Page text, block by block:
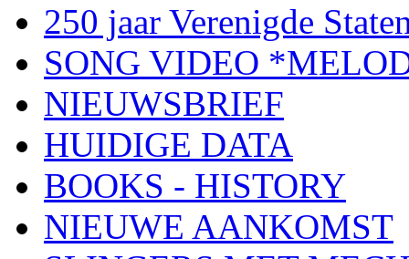
250 jaar Verenigde
SONG VIDEO
NIEUWSBRIEF
HUIDIGE DATA
BOOKS - HISTORY
NIEUWE AANKOMST